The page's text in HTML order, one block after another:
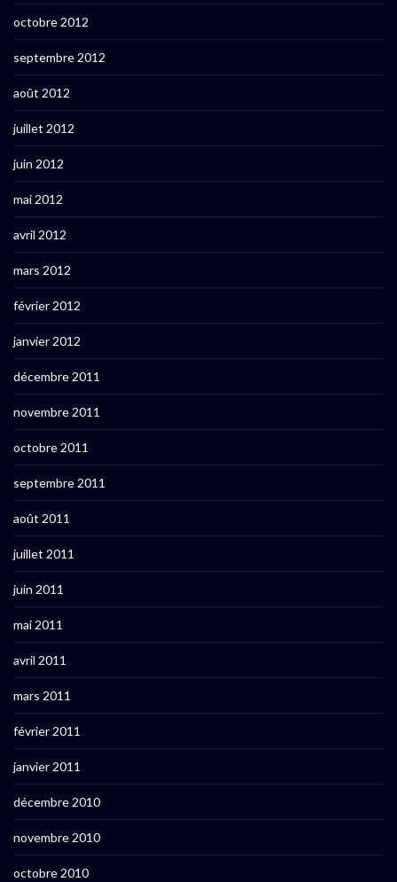
octobre 2012
septembre 2012
août 2012
juillet 2012
juin 2012
mai 2012
avril 2012
mars 2012
février 2012
janvier 2012
décembre 2011
novembre 2011
octobre 2011
septembre 2011
août 2011
juillet 2011
juin 2011
mai 2011
avril 2011
mars 2011
février 2011
janvier 2011
décembre 2010
novembre 2010
octobre 2010